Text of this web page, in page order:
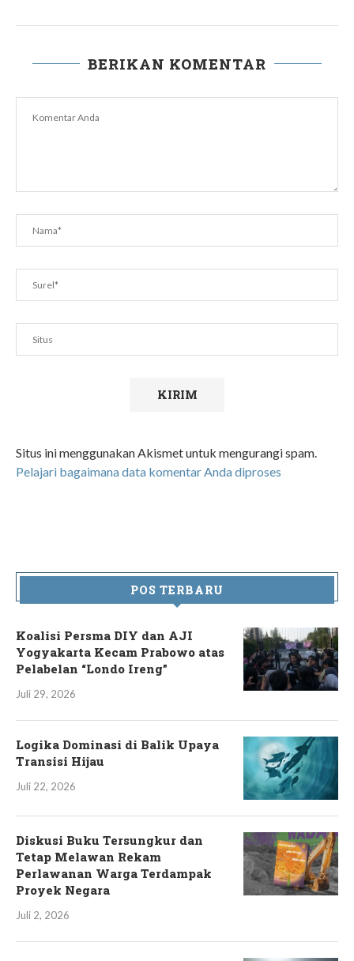
BERIKAN KOMENTAR
Situs ini menggunakan Akismet untuk mengurangi spam.
Pelajari bagaimana data komentar Anda diproses
POS TERBARU
Koalisi Persma DIY dan AJI
Yogyakarta Kecam Prabowo atas
Pelabelan “Londo Ireng”
Juli 29, 2026
Logika Dominasi di Balik Upaya
Transisi Hijau
Juli 22, 2026
Diskusi Buku Tersungkur dan
Tetap Melawan Rekam
Perlawanan Warga Terdampak
Proyek Negara
Juli 2, 2026